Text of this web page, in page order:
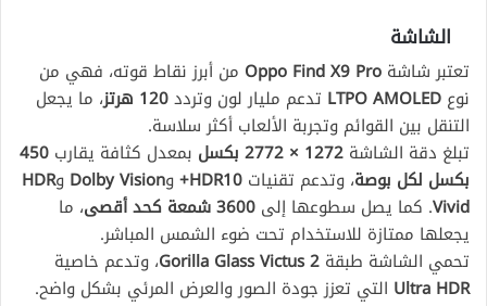
الشاشة
تعتبر شاشة Oppo Find X9 Pro من أبرز نقاط قوته، فهي من
نوع LTPO AMOLED تدعم مليار لون وتردد120 هرتز
، ما يجعل
التنقل بين القوائم وتجربة الألعاب أكثر سلاسة.
تبلغ دقة الشاشة 1272 × 2772 بكسل بمعدل كثافة يقارب 450
بكسل لكل بوصة، وتدعم تقنيات HDR10+ وDolby Vision وHDR
Vivid. كما يصل سطوعها إلى 3600 شمعة كحد أقصى
، ما
يجعلها ممتازة للاستخدام تحت ضوء الشمس المباشر.
تحمي الشاشة طبقة Gorilla Glass Victus 2، وتدعم خاصية
Ultra HDR التي تعزز جودة الصور والعرض المرئي بشكل واضح.